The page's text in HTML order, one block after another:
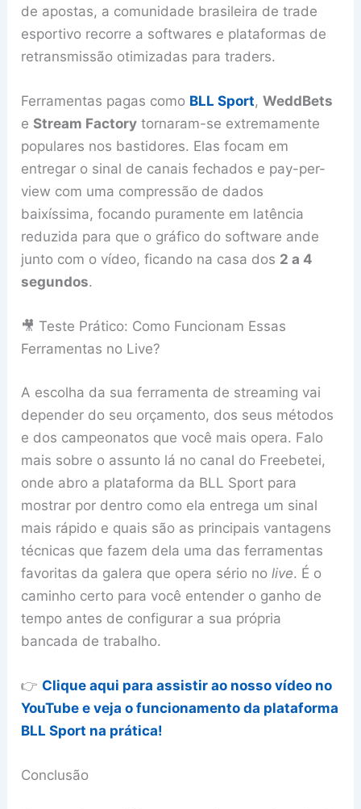
de apostas, a comunidade brasileira de trade
esportivo recorre a softwares e plataformas de
retransmissão otimizadas para traders.
Ferramentas pagas como BLL Sport,WeddBets
eStream Factory tornaram-se extremamente
populares nos bastidores. Elas focam em
entregar o sinal de canais fechados e pay-per-
view com uma compressão de dados
baixíssima, focando puramente em latência
reduzida para que o gráfico do software ande
junto com o vídeo, ficando na casa dos 2 a 4
segundos.
🎥 Teste Prático: Como Funcionam Essas
Ferramentas no Live?
A escolha da sua ferramenta de streaming vai
depender do seu orçamento, dos seus métodos
e dos campeonatos que você mais opera. Falo
mais sobre o assunto lá no canal do Freebetei,
onde abro a plataforma da BLL Sport para
mostrar por dentro como ela entrega um sinal
mais rápido e quais são as principais vantagens
técnicas que fazem dela uma das ferramentas
favoritas da galera que opera sério nolive. É o
caminho certo para você entender o ganho de
tempo antes de configurar a sua própria
bancada de trabalho.
👉Clique aqui para assistir ao nosso vídeo no
YouTube e veja o funcionamento da plataforma
BLL Sport na prática!
Conclusão